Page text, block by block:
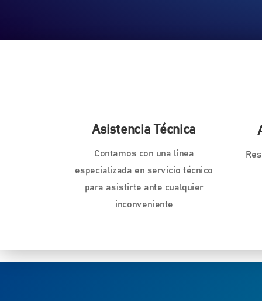
Asistencia Técnica
Contamos con una línea
especializada en servicio técnico
para asistirte ante cualquier
inconveniente